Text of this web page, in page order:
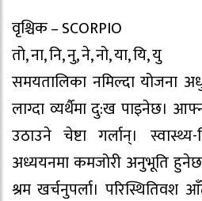
वृश्चिक – SCORPIO
तो, ना, नि, नु, ने, नो, या, यि, यु
समयतालिका नमिल्दा योजना
लाग्दा व्यर्थैमा दु:ख पाइनेछ।
उठाउने चेष्टा गर्लान्।
अध्ययनमा कमजोरी अनुभूति
श्रम खर्चनुपर्ला।